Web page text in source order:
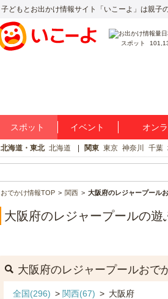
子どもとお出かけ情報サイト「いこーよ」は親子
スポット
スポット イベント オン
北海道・東北 北海道 関東 東京 神奈川 千葉
おでかけ情報TOP 関西 大阪府のレジャープール
大阪府のレジャープールの遊
大阪府のレジャープールおで
全国(296) > 関西(67) > 大阪府